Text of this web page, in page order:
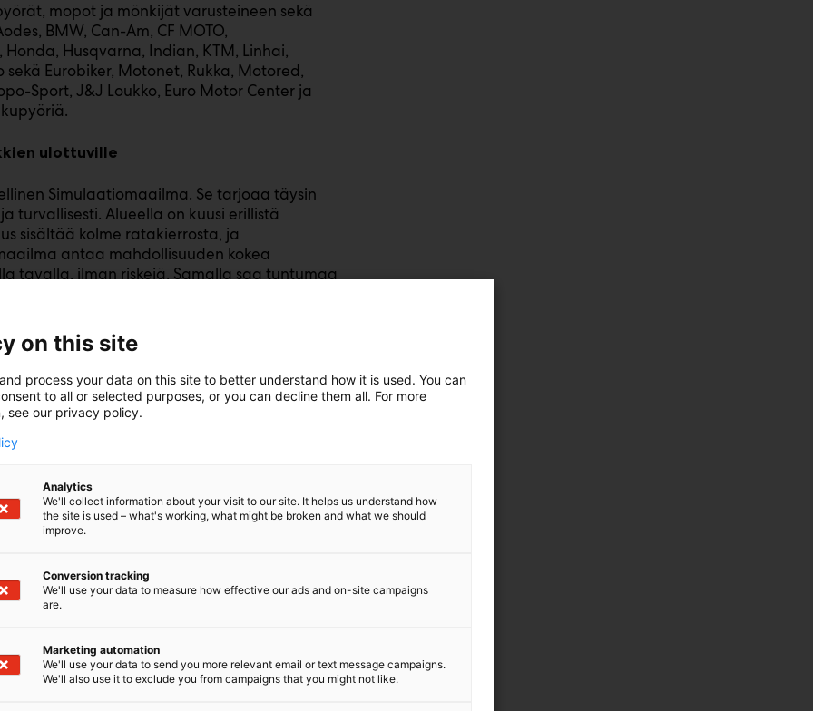
mopot ja mönkijät varusteineen sekä
BMW, Can-Am, CF MOTO,
Husqvarna, Indian, KTM, Linhai,
sekä Eurobiker, Motonet, Rukka, Motored,
Sport, J&J Loukko, Euro Motor Center ja
ulottuville
Simulaatiomaailma. Se tarjoaa täysin
turvallisesti. Alueella on kuusi erillistä
sisältää kolme ratakierrosta, ja
antaa mahdollisuuden kokea
tavalla, ilman riskejä. Samalla saa tuntumaa
Sähköavusteisia polkupyöriä pääsee
joista yksi on vaativampi ja toinen helppo.
suunnattu Uuden motoristin
tukiverkkoa. Polku tarjoaa tänäkin
samanhenkisiin motoristeihin ja jakaa
suorittamisesta,
kerhotoiminnasta sekä
joita järjestetään perjantaina 30.1. klo
klo 12. Ilmoittautuminen kierroksille päättyy
kierrokselle osallistunut saa yllätyksen
MP-
koulutettuja alan asiantuntijoita MP:n
on this site
process your data on this site to better understand how it is used. You can
to all or selected purposes, or you can decline them all. For more
see our privacy policy.
Analytics
We'll collect information about your visit to our site. It helps us understand how
the site is used – what's working, what might be broken and what we should
improve.
Conversion tracking
We'll use your data to measure how effective our ads and on-site campaigns
are.
Marketing automation
We'll use your data to send you more relevant email or text message campaigns.
We'll also use it to exclude you from campaigns that you might not like.